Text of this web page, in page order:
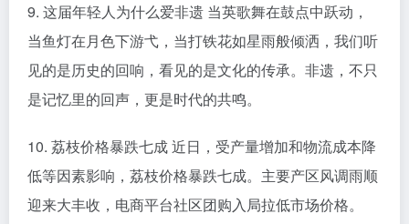
9. 这届年轻人为什么爱非遗 当英歌舞在鼓点中跃动，
当鱼灯在月色下游弋，当打铁花如星雨般倾洒，我们听
见的是历史的回响，看见的是文化的传承。非遗，不只
是记忆里的回声，更是时代的共鸣。
10. 荔枝价格暴跌七成 近日，受产量增加和物流成本降
低等因素影响，荔枝价格暴跌七成。主要产区风调雨顺
迎来大丰收，电商平台社区团购入局拉低市场价格。